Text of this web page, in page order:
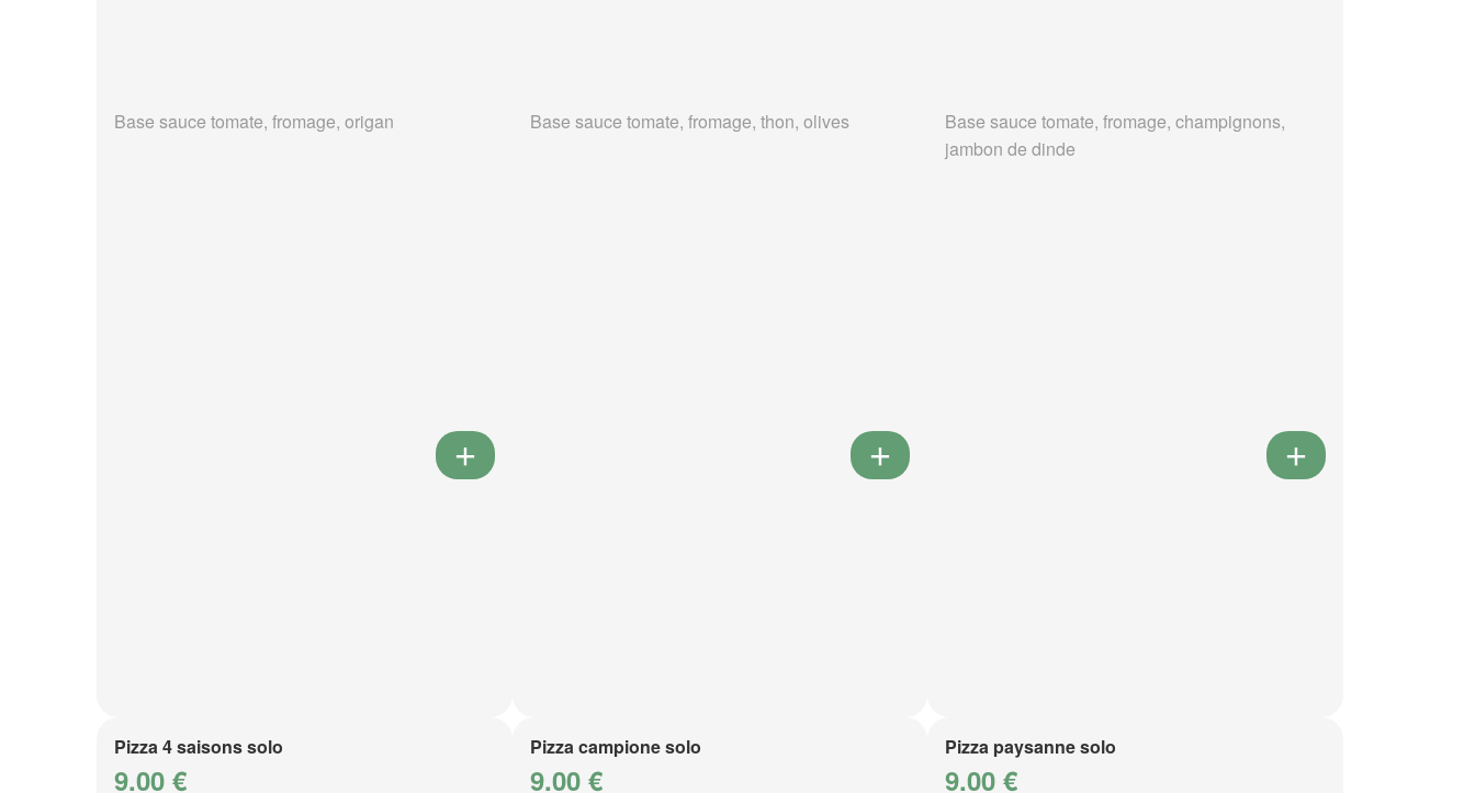
Base sauce tomate, fromage, origan Base sauce tomate, fromage, thon, olives
Base sauce tomate, fromage, champignons,
jambon de dinde
Pizza 4 saisons solo
9.00 €
Pizza campione solo
9.00 €
Pizza paysanne solo
9.00 €